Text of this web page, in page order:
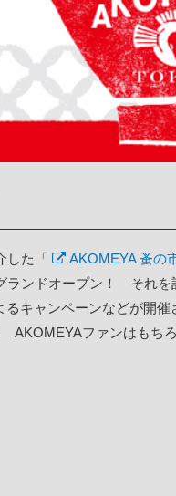
した「 AKOMEYA 蚤の
ランドオープン！ それ
るキャンペーンなどが開
AKOMEYAファンはもち